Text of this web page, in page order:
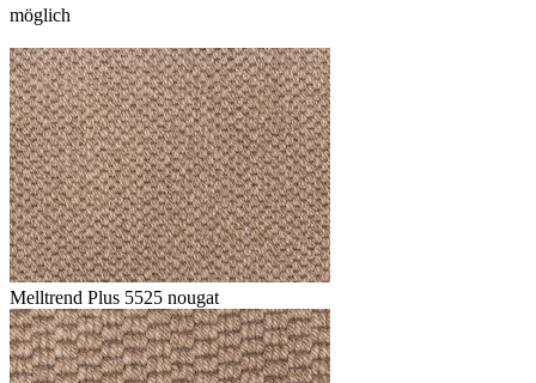
möglich
Melltrend Plus 5525 nougat